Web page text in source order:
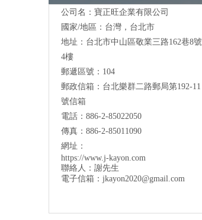
公司名：寶正旺企業有限公司
國家/地區：台灣，台北市
地址：台北市中山區敬業三路162巷8號
4樓
郵遞區號：104
郵政信箱：台北樂群二路郵局第192-11
號信箱
電話：886-2-85022050
傳真：886-2-85011090
網址：
https://www.j-kayon.com
聯絡人：謝先生
電子信箱： jkayon2020@gmail.com